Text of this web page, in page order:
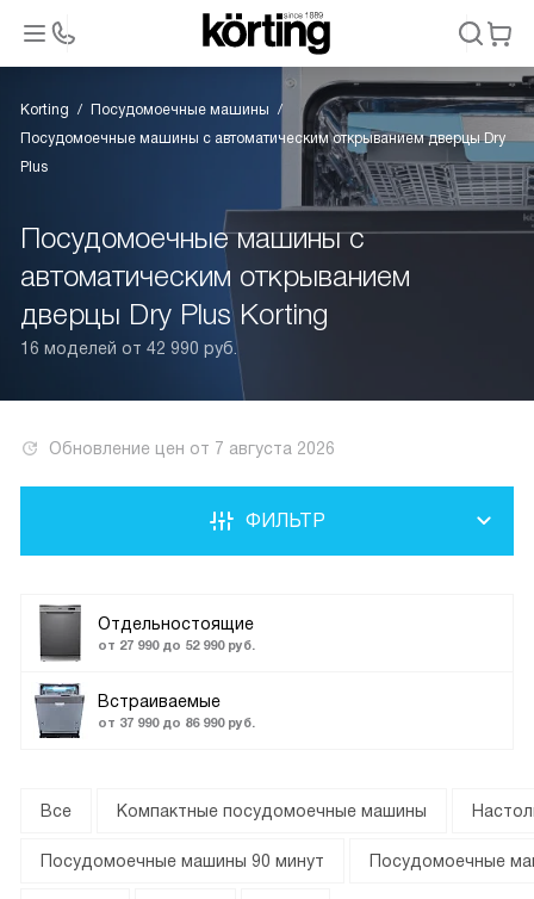
Korting
Посудомоечные машины
Посудомоечные машины с автоматическим открыванием дверцы Dry
Plus
Посудомоечные машины с
автоматическим открыванием
дверцы Dry Plus Korting
16 моделей от 42 990 руб.
Обновление цен от 7 августа 2026
Отдельностоящие
от 27 990 до 52 990 руб.
Встраиваемые
от 37 990 до 86 990 руб.
ФИЛЬТР
Все Компактные посудомоечные машины
Посудомоечные машины 90 минут Посудомоечные